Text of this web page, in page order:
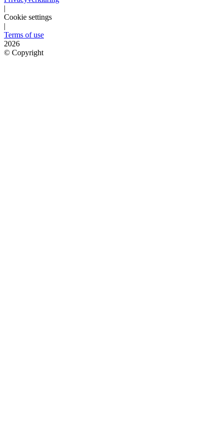
|
Cookie settings
|
Terms of use
2026
© Copyright